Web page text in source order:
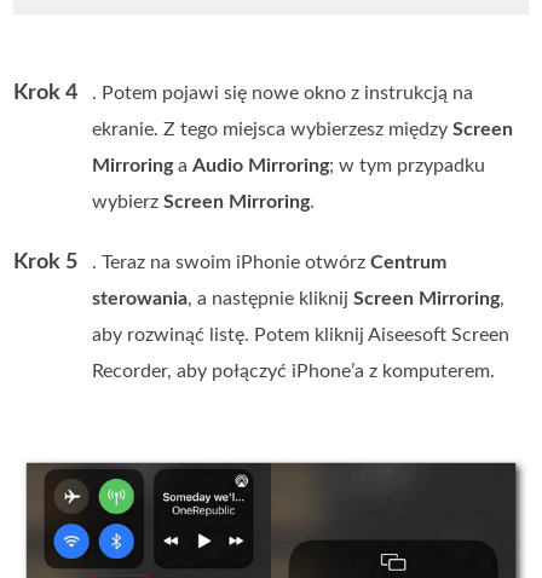
Krok 4
. Potem pojawi się nowe okno z instrukcją na
ekranie. Z tego miejsca wybierzesz międzyScreen
MirroringaAudio Mirroring; w tym przypadku
wybierzScreen Mirroring.
Krok 5 . Teraz na swoim iPhonie otwórzCentrum
sterowania, a następnie kliknijScreen Mirroring,
aby rozwinąć listę. Potem kliknij Aiseesoft Screen
Recorder, aby połączyć iPhone’a z komputerem.